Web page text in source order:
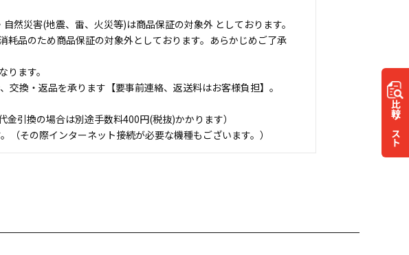
比較
リスト
然災害(地震、雷、火災等)は商品保証の対象外 としております。
品のため商品保証の対象外としております。あらかじめご了承
ます。
換・返品を承ります【要事前連絡、返送料はお客様負担】。
引換の場合は別途手数料400円(税抜)かかります）
その際インターネット接続が必要な機種もございます。）